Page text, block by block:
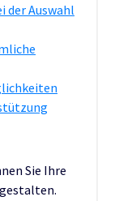
der Auswahl
Sie Ihre